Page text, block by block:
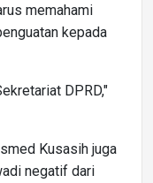
memahami
kepada
DPRD,"
Kusasih juga
negatif dari